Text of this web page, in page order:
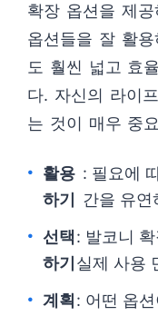
확장 옵션을 제
옵션들을 잘 활
도 훨씬 넓고 효
다. 자신의 라이
는 것이 매우 중
활용
하기
: 필요에
간을 유연
선택
하기
: 발코니
실제 사용
계획 : 어떤 옵